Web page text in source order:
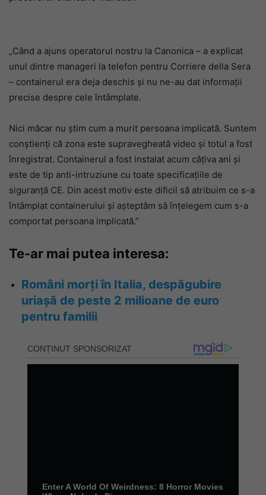
„Când a ajuns operatorul nostru la Canonica – a explicat
unul dintre manageri la telefon pentru Corriere della Sera
– containerul era deja deschis și nu ne-au dat informații
precise despre cele întâmplate.
Nici măcar nu știm cum a murit persoana implicată. Suntem
conștienți că zona este supravegheată video și totul a fost
înregistrat. Containerul a fost instalat acum câțiva ani și
este de tip anti-intruziune cu toate specificațiile de
siguranță CE. Din acest motiv este dificil să atribuim ce s-a
întâmplat containerului și așteptăm să înțelegem cum s-a
comportat persoana implicată.”
Te-ar mai putea interesa:
Români morți în Italia, despăgubire
uriașă de peste 2 milioane de euro
pentru familii